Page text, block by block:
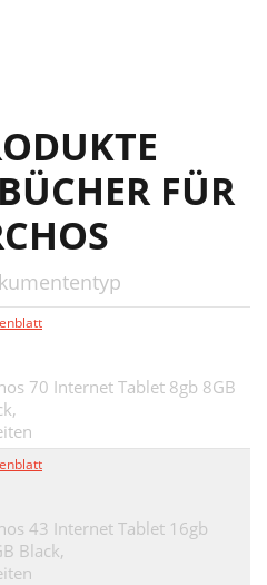
FÜR
70 Internet Tablet 8gb 8GB
43 Internet Tablet 16gb
Black,